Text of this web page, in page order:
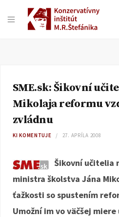
SME.sk: Šikovní
Mikolaja reformu
zvládnu
KI KOMENTUJE 27. APRÍLA 2008
Šikovní učitelia
ministra školstva Jána
ťažkosti so spustením
Umožní im vo väčšej